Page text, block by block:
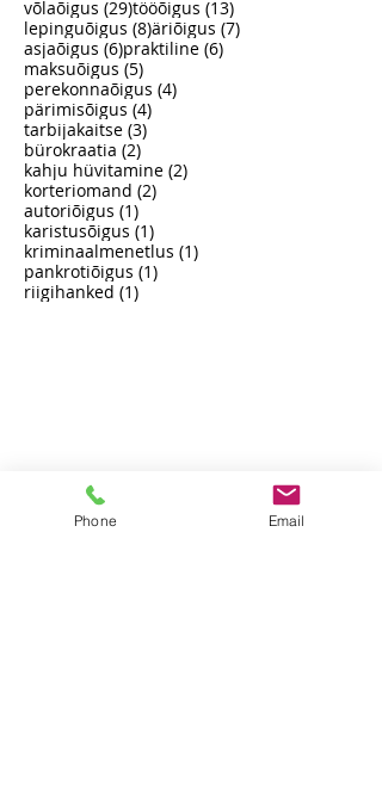
võlaõigus (29)29 posts
tööõigus
lepinguõigus (8)8 posts
äriõigus
asjaõigus (6)6 posts
praktiline
maksuõigus (5)5 posts
perekonnaõigus
pärimisõigus (4)4 posts
tarbijakaitse (3)3 posts
bürokraatia (2)2 posts
kahju hüvitamine
korteriomand (2)2 posts
autoriõigus (1) 1 post
karistusõigus (1) 1 post
Phone Email